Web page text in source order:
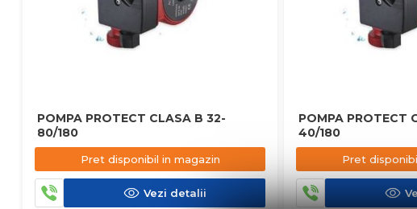
POMPA PROTECT CLASA B 32-
80/180
Pret disponibil in magazin
Vezi detalii
POMPA PROTECT
40/180
Pret